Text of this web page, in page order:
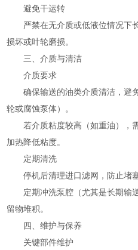
避免干运转
严禁在无介质或低液位情况下
损坏或叶轮磨损。
三、介质与清洁
介质要求
确保输送的油类介质清洁，避
轮或腐蚀泵体）。
若介质粘度较高（如重油），需
加热降低粘度。
定期清洗
停机后清理进口滤网，防止堵塞
定期冲洗泵腔（尤其是长期输
留物堆积。
四、维护与保养
关键部件维护